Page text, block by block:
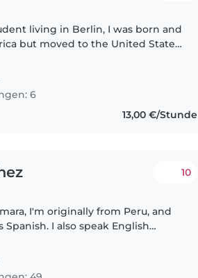
living in Berlin, I was born and
but moved to the United States
6
13,00 €/Stunde
10
I'm originally from Peru, and
I also speak English